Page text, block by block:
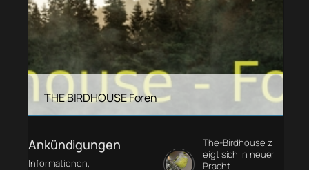
THE BIRDHOUSE Foren
Ankündigungen
Informationen,
The-Birdhouse z
eigt sich in neuer
Pracht